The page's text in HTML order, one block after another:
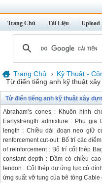
Trang Chủ Tài Liệu Upload
Trang Chủ › Kỹ Thuật -
Từ điển tiếng anh kỹ thuật
Từ điển tiếng anh kỹ thuật xây
Abraham’s cones : Khuôn hình
Earlystrength admixture : Phụ
length : Chiều dài đoạn neo giữ
renforcement cut-out: Bố trí các
of reinforcement : Bố trí cốt thép
constant depth : Dầm có chiều
tendon : Cốt thép dự ứng lực có
ứng suất vỡ tung của bê tông